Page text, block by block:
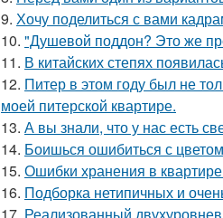
9. Хочу поделиться с вами
10. "Душевой поддон? Это же
11. В китайских степях
12. Питер в этом году был не
моей питерской квартире.
13. А вы знали, что у нас есть
14. Боишься ошибиться с
15. Ошибки хранения в
16. Подборка нетипичных и